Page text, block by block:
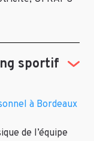
sportif
à Bordeaux
de l’équipe